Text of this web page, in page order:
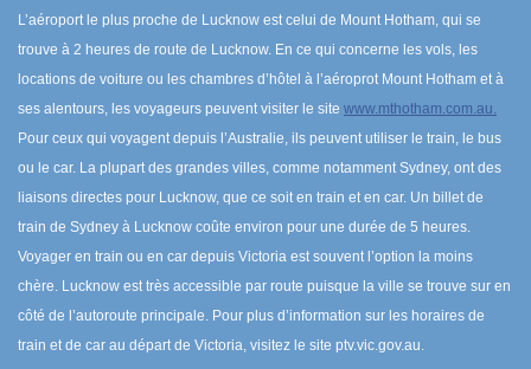
L’aéroport le plus proche de Lucknow est celui de Mount Hotham, qui se
trouve à 2 heures de route de Lucknow. En ce qui concerne les vols, les
locations de voiture ou les chambres d’hôtel à l’aéroprot Mount Hotham et à
ses alentours, les voyageurs peuvent visiter le site www.mthotham.com.au.
Pour ceux qui voyagent depuis l’Australie, ils peuvent utiliser le train, le bus
ou le car. La plupart des grandes villes, comme notamment Sydney, ont des
liaisons directes pour Lucknow, que ce soit en train et en car. Un billet de
train de Sydney à Lucknow coûte environ pour une durée de 5 heures.
Voyager en train ou en car depuis Victoria est souvent l’option la moins
chère. Lucknow est très accessible par route puisque la ville se trouve sur en
côté de l’autoroute principale. Pour plus d’information sur les horaires de
train et de car au départ de Victoria, visitez le site ptv.vic.gov.au.